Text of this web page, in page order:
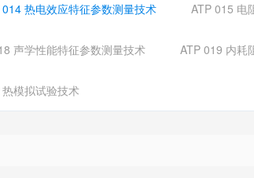
014 热电效应特征参数测量技术 ATP 015 电
声学性能特征参数测量技术 ATP 019 内耗
模拟试验技术